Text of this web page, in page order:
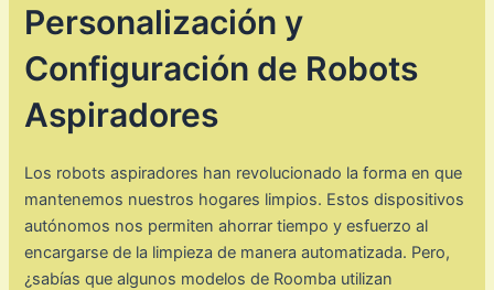
Personalización y
Configuración de Robots
Aspiradores
Los robots aspiradores han revolucionado la forma en que
mantenemos nuestros hogares limpios. Estos dispositivos
autónomos nos permiten ahorrar tiempo y esfuerzo al
encargarse de la limpieza de manera automatizada. Pero,
¿sabías que algunos modelos de Roomba utilizan